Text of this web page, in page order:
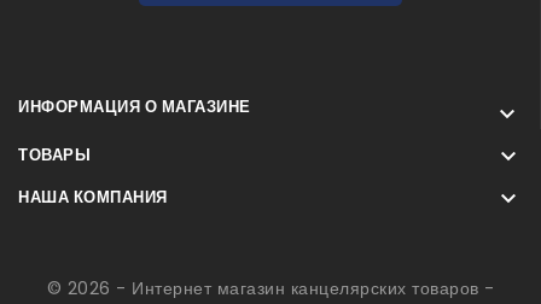
ИНФОРМАЦИЯ О МАГАЗИНЕ 
ТОВАРЫ 
НАША КОМПАНИЯ 
© 2026 - Интернет магазин канцелярских товаров -